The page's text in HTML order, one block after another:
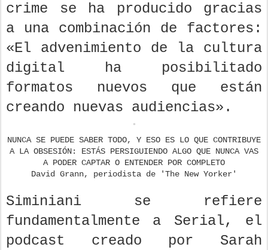
crime se ha producido gracias
a una combinación de factores:
«El advenimiento de la cultura
digital ha posibilitado
formatos nuevos que están
creando nuevas audiencias».
NUNCA SE PUEDE SABER TODO, Y ESO ES LO QUE CONTRIBUYE
A LA OBSESIÓN: ESTÁS PERSIGUIENDO ALGO QUE NUNCA VAS
A PODER CAPTAR O ENTENDER POR COMPLETO
David Grann, periodista de 'The New Yorker'
Siminiani se refiere
fundamentalmente a Serial, el
podcast creado por Sarah